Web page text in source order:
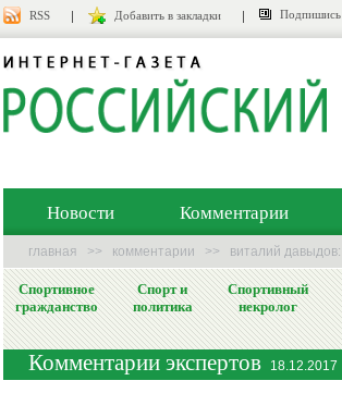
RSS Добавить в закладки Подпишись
Новости Комментарии
главная >> комментарии >> виталий
Спортивное
гражданство
Спорт и
политика
Спортивный
некролог
Комментарии экспертов 18.12.2017